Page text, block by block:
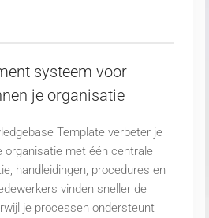
systeem voor
je organisatie
Template verbeter je
organisatie met één centrale
handleidingen, procedures en
vinden sneller de
je processen ondersteunt